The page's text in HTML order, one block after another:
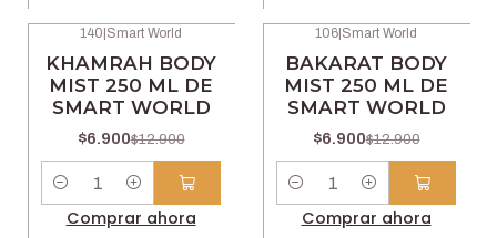
140|Smart World
KHAMRAH BODY
MIST 250 ML DE
SMART WORLD
$6.900$12.900
Comprar ahora
106|Smart World
BAKARAT BODY
MIST 250 ML DE
SMART WORLD
$6.900$12.900
Comprar ahora